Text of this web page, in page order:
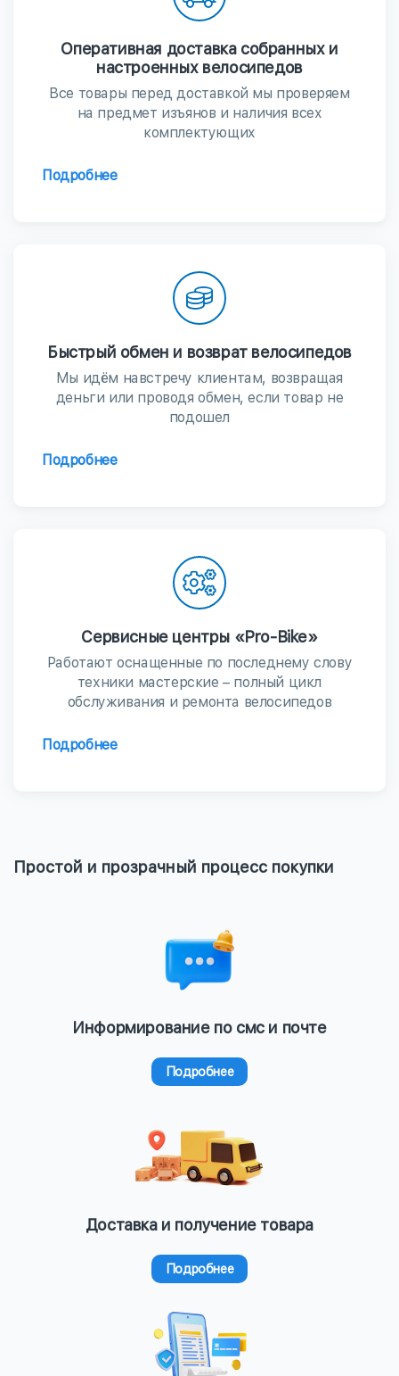
Оперативная доставка собранных и
настроенных велосипедов
Все товары перед доставкой мы проверяем
на предмет изъянов и наличия всех
комплектующих
Подробнее
Быстрый обмен и возврат велосипедов
Мы идём навстречу клиентам, возвращая
деньги или проводя обмен, если товар не
подошел
Подробнее
Сервисные центры «Pro-Bike»
Работают оснащенные по последнему слову
техники мастерские – полный цикл
обслуживания и ремонта велосипедов
Подробнее
Простой и прозрачный процесс покупки
Информирование по смс и почте
Подробнее
Доставка и получение товара
Подробнее